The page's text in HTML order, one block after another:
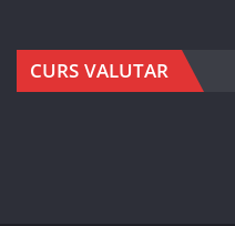
CURS VALUTAR